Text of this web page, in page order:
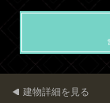
建物詳細を見る